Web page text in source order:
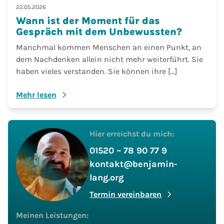
22.05.2026
Wann ist der Moment für das
Gespräch mit dem Unbewussten?
Manchmal kommen Menschen an einen Punkt, an
dem Nachdenken allein nicht mehr weiterführt. Sie
haben vieles verstanden. Sie können ihre […]
Mehr lesen
Hier erreichst du mich:
01520 – 78 90 77 9
kontakt@benjamin-
lang.org
Termin vereinbaren
Meinen Leistungen: